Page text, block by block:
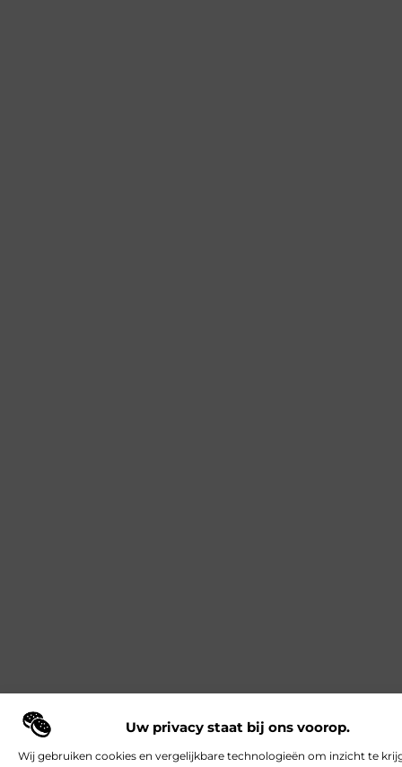
Uw privacy staat bij ons voorop.
Wij gebruiken cookies en vergelijkbare technologieën om inzicht te